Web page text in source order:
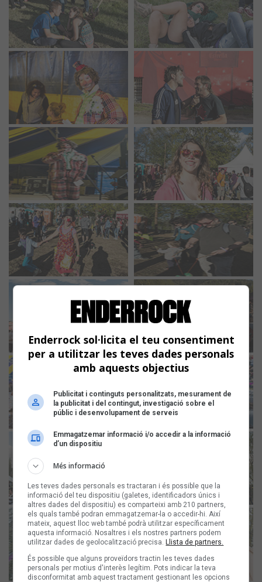
Enderrock sol·licita el teu consentiment
per a utilitzar les teves dades personals
amb aquests objectius
Publicitat i continguts personalitzats, mesurament de
la publicitat i del contingut, investigació sobre el
públic i desenvolupament de serveis
Emmagatzemar informació i/o accedir a la informació
d’un dispositiu
Més informació
Les teves dades personals es tractaran i és possible que la
informació del teu dispositiu (galetes, identificadors únics i
altres dades del dispositiu) es comparteixi amb 210 partners,
els quals també podran emmagatzemar-la o accedir-hi. Així
mateix, aquest lloc web també podrà utilitzar específicament
aquesta informació. Nosaltres i els nostres partners podem
utilitzar dades de geolocalització precisa. Llista de partners.
És possible que alguns proveïdors tractin les teves dades
personals per motius d'interès legítim. Pots indicar la teva
disconformitat amb aquest tractament gestionant les opcions